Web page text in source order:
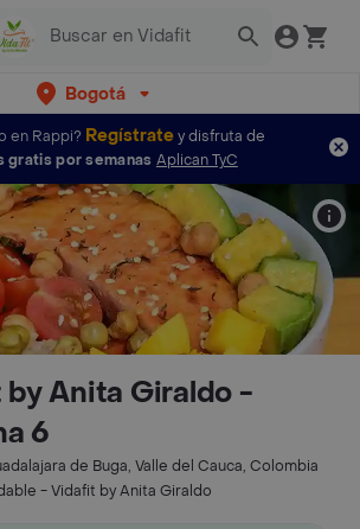
Bogotá
en Rappi? Regístratey disfruta de
gratis por semanas Aplican TyC
Anita Giraldo -
6
de Buga, Valle del Cauca, Colombia
- Vidafit by Anita Giraldo